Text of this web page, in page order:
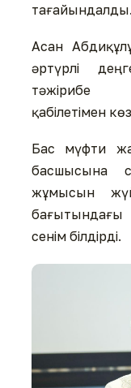
тағайындалды.
Асан
әртүрлі
тәжірибе
қабілетімен
Бас мүфти
басшысына
жұмысын
бағытындағы
сенім білдірді.